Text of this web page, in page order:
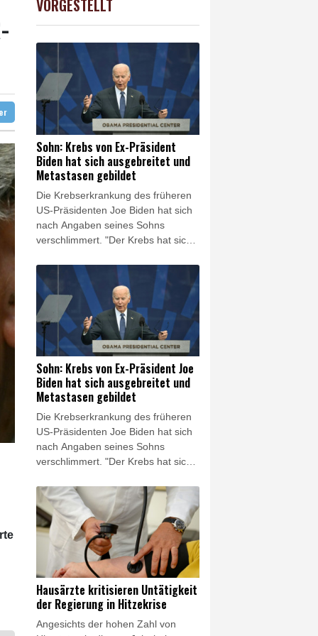
63"
weiter ab
1.67%
VORGESTELLT
Sohn: Krebs von Ex-Präsident
Biden hat sich ausgebreitet und
Metastasen gebildet
Die Krebserkrankung des früheren
US-Präsidenten Joe Biden hat sich
nach Angaben seines Sohns
verschlimmert. "Der Krebs hat sich
seinen Knochen und darüber hinaus
gebildet", sagte Hunter Biden in
einem Interview mit dem britischen
Sender BBC. "Es ist sehr
schmerzhaft und in vielerlei Hinsicht
sehr einschränkend, aber er ist
immer noch da."
Sohn: Krebs von Ex-Präsident Joe
Biden hat sich ausgebreitet und
Metastasen gebildet
Die Krebserkrankung des früheren
US-Präsidenten Joe Biden hat sich
nach Angaben seines Sohns
verschlimmert. "Der Krebs hat sich
seinen Knochen und darüber hinaus
gebildet", sagte Hunter Biden in
einem am Freitagabend (Ortszeit)
ausgestrahlten BBC-Interview.
Hausärzte kritisieren Untätigkeit
der Regierung in Hitzekrise
Angesichts der hohen Zahl von